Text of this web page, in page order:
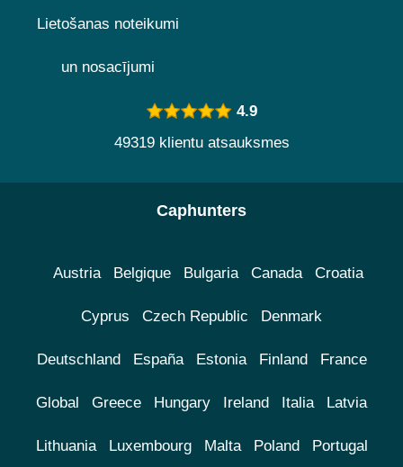
Lietošanas noteikumi
un nosacījumi
4.9
49319 klientu atsauksmes
Caphunters
Austria Belgique Bulgaria Canada Croatia
Cyprus Czech Republic Denmark
Deutschland España Estonia Finland France
Global Greece Hungary Ireland Italia Latvia
Lithuania Luxembourg Malta Poland Portugal